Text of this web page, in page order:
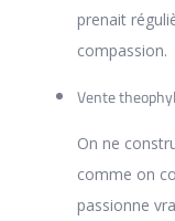
prenait
compassion.
Vente
On ne
comme on
passionne